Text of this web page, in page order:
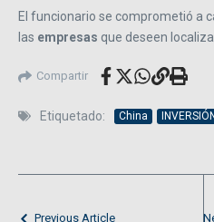
El funcionario se comprometió a
las empresas que deseen
Compartir
Etiquetado: China
Previous Article